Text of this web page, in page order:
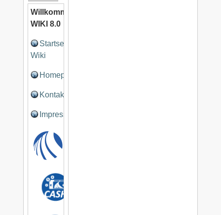
Willkommen
WIKI 8.0
Startseite
Wiki
Homepage
Kontakt
Impressum